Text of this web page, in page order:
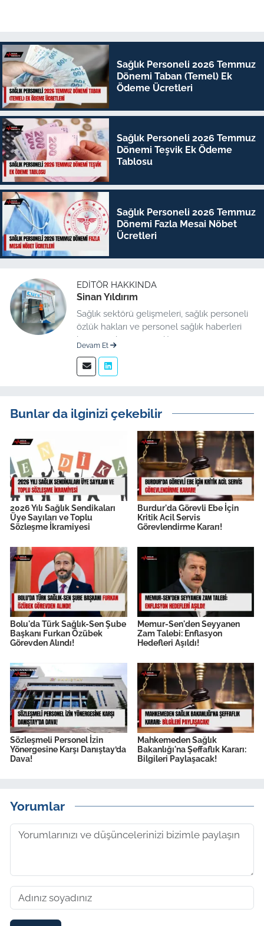
Sağlık Personeli 2026 Temmuz
Dönemi Taban (Temel) Ek
Ödeme Ücretleri
Sağlık Personeli 2026 Temmuz
Dönemi Teşvik Ek Ödeme
Tablosu
Sağlık Personeli 2026 Temmuz
Dönemi Fazla Mesai Nöbet
Ücretleri
EDITÖR HAKKINDA
Sinan Yıldırım
Sağlık sektörü gelişmeleri, sağlık personeli
özlük hakları ve personel sağlık haberleri
konusunda uzman editör.
Devam Et
Bunlar da ilginizi çekebilir
2026 Yılı Sağlık Sendikaları
Üye Sayıları ve Toplu
Sözleşme İkramiyesi
Burdur'da Görevli Ebe İçin
Kritik Acil Servis
Görevlendirme Kararı!
Bolu'da Türk Sağlık-Sen Şube
Başkanı Furkan Özübek
Görevden Alındı!
Memur-Sen'den Seyyanen
Zam Talebi: Enflasyon
Hedefleri Aşıldı!
Sözleşmeli Personel İzin
Yönergesine Karşı Danıştay’da
Dava!
Mahkemeden Sağlık
Bakanlığı'na Şeffaflık Kararı:
Bilgileri Paylaşacak!
Yorumlar